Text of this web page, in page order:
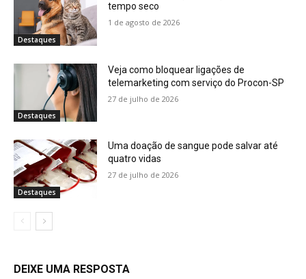
Destaques
tempo seco
1 de agosto de 2026
Destaques
Veja como bloquear ligações de
telemarketing com serviço do Procon-SP
27 de julho de 2026
Destaques
Uma doação de sangue pode salvar até
quatro vidas
27 de julho de 2026
DEIXE UMA RESPOSTA